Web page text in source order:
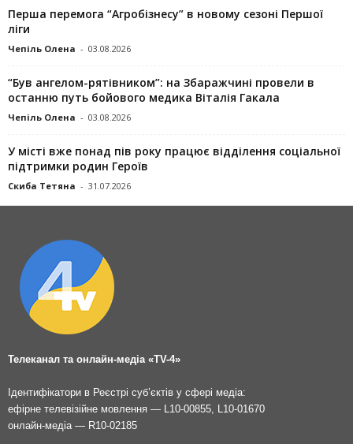
Перша перемога “Агробізнесу” в новому сезоні Першої
ліги
Чепіль Олена - 03.08.2026
“Був ангелом-рятівником”: на Збаражчині провели в
останню путь бойового медика Віталія Гакала
Чепіль Олена - 03.08.2026
У місті вже понад пів року працює відділення соціальної
підтримки родин Героїв
Скиба Тетяна - 31.07.2026
Телеканал та онлайн-медіа «TV-4»
Ідентифікатори в Реєстрі суб’єктів у сфері медіа:
ефірне телевізійне мовлення — L10-00855, L10-01670
онлайн-медіа — R10-02185